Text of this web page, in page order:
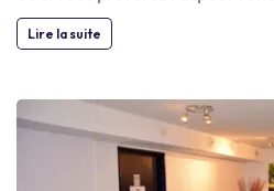
d’affaires, nous vous
favorisent l’échange et qui
Caen proposent des salles
matériel audiovisuel haut de
également connectées et vous
visioconférences avec vos
Lire la suite